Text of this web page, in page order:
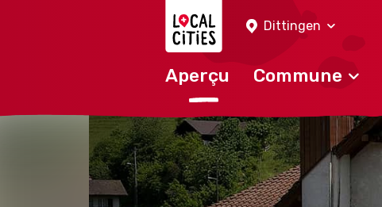
Dittingen
Aperçu Commune